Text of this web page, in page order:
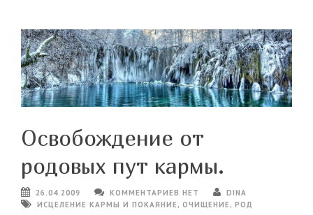
Освобождение от
родовых пут кармы.
26.04.2009 КОММЕНТАРИЕВ НЕТ
DINA
ИСЦЕЛЕНИЕ КАРМЫ И ПОКАЯНИЕ, ОЧИЩЕНИЕ, РОД